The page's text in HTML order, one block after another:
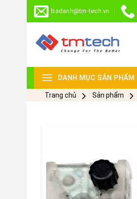
Skip
badanh@tm-tech.vn
DANH MỤC SẢN PHẨM
Trang chủ Sản phẩm